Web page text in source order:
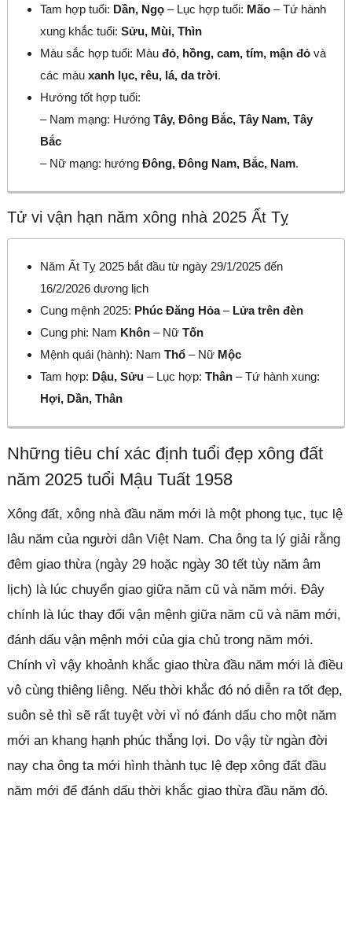
Tam hợp tuổi: Dần, Ngọ – Lục hợp tuổi: Mão – Tứ hành
xung khắc tuổi:Sửu, Mùi, Thìn
Màu sắc hợp tuổi: Màuđỏ, hồng, cam, tím, mận đỏ và
các màuxanh lục, rêu, lá, da trời.
Hướng tốt hợp tuổi:
– Nam mạng: HướngTây, Đông Bắc, Tây Nam, Tây
Bắc
– Nữ mạng: hướngĐông, Đông Nam, Bắc, Nam.
Tử vi vận hạn năm xông nhà 2025 Ất Tỵ
Năm Ất Tỵ 2025 bắt đầu từ ngày 29/1/2025 đến
16/2/2026 dương lịch
Cung mệnh 2025: Phúc Đăng Hỏa– Lửa trên đèn
Cung phi: Nam Khôn – NữTốn
Mệnh quái (hành): NamThổ – Nữ Mộc
Tam hợp: Dậu, Sửu – Lục hợp:Thân – Tứ hành xung:
Hợi, Dần, Thân
Những tiêu chí xác định tuổi đẹp xông đất
năm 2025 tuổi Mậu Tuất 1958
Xông đất, xông nhà đầu năm mới là một phong tục, tục lệ
lâu năm của người dân Việt Nam. Cha ông ta lý giải rằng
đêm giao thừa (ngày 29 hoặc ngày 30 tết tùy năm âm
lịch) là lúc chuyển giao giữa năm cũ và năm mới. Đây
chính là lúc thay đổi vận mệnh giữa năm cũ và năm mới,
đánh dấu vận mệnh mới của gia chủ trong năm mới.
Chính vì vậy khoảnh khắc giao thừa đầu năm mới là điều
vô cùng thiêng liêng. Nếu thời khắc đó nó diễn ra tốt đẹp,
suôn sẻ thì sẽ rất tuyệt vời vì nó đánh dấu cho một năm
mới an khang hạnh phúc thắng lợi. Do vậy từ ngàn đời
nay cha ông ta mới hình thành tục lệ đẹp xông đất đầu
năm mới để đánh dấu thời khắc giao thừa đầu năm đó.